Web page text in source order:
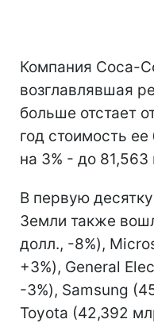
Компания Coca-
возглавлявшая
больше отстает
год стоимость
на 3% - до
В первую
Земли также
долл., -8%),
+3%), General
-3%), Samsung
Toyota (42,392